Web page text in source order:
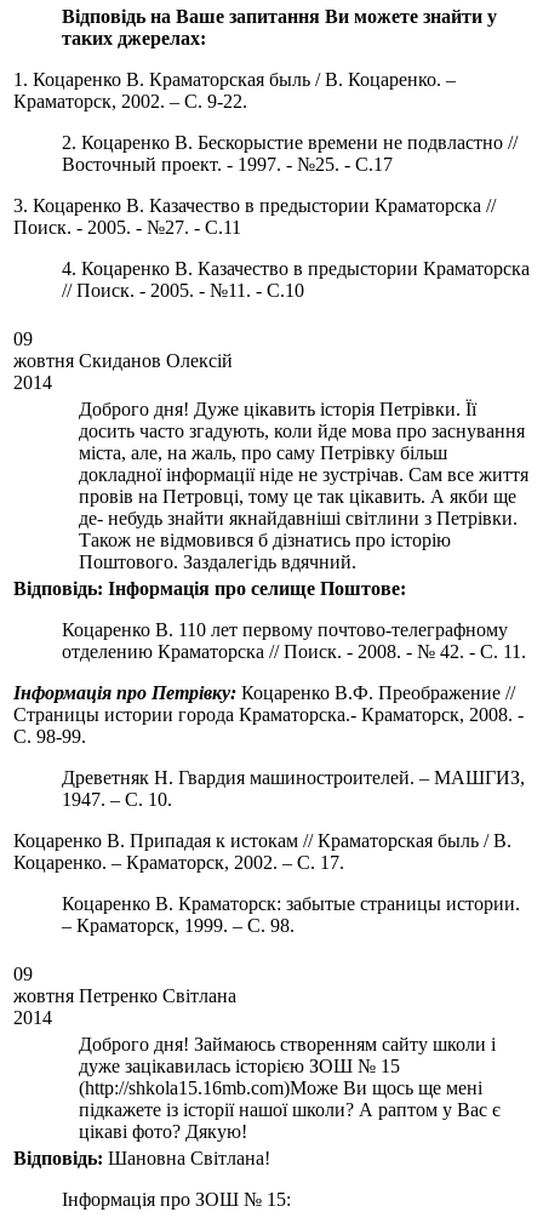
Відповідь на Ваше запитання Ви можете знайти у
таких джерелах:
1. Коцаренко В. Краматорская быль / В. Коцаренко. –
Краматорск, 2002. – С. 9-22.
2. Коцаренко В. Бескорыстие времени не подвластно //
Восточный проект. - 1997. - №25. - С.17
3. Коцаренко В. Казачество в предыстории Краматорска //
Поиск. - 2005. - №27. - С.11
4. Коцаренко В. Казачество в предыстории Краматорска
// Поиск. - 2005. - №11. - С.10
09
жовтня
2014
Скиданов Олексій
Доброго дня! Дуже цікавить історія Петрівки. Її
досить часто згадують, коли йде мова про заснування
міста, але, на жаль, про саму Петрівку більш
докладної інформації ніде не зустрічав. Сам все життя
провів на Петровці, тому це так цікавить. А якби ще
де- небудь знайти якнайдавніші світлини з Петрівки.
Також не відмовився б дізнатись про історію
Поштового. Заздалегідь вдячний.
Вiдповiдь: Інформація про селище Поштове:
Коцаренко В. 110 лет первому почтово-телеграфному
отделению Краматорска // Поиск. - 2008. - № 42. - С. 11.
Інформація про Петрівку: Коцаренко В.Ф. Преображение //
Страницы истории города Краматорска.- Краматорск, 2008. -
С. 98-99.
Древетняк Н. Гвардия машиностроителей. – МАШГИЗ,
1947. – С. 10.
Коцаренко В. Припадая к истокам // Краматорская быль / В.
Коцаренко. – Краматорск, 2002. – С. 17.
Коцаренко В. Краматорск: забытые страницы истории.
– Краматорск, 1999. – С. 98.
09
жовтня
2014
Петренко Світлана
Доброго дня! Займаюсь створенням сайту школи і
дуже зацікавилась історією ЗОШ № 15
(http://shkola15.16mb.com)Може Ви щось ще мені
підкажете із історії нашої школи? А раптом у Вас є
цікаві фото? Дякую!
Вiдповiдь: Шановна Світлана!
Інформація про ЗОШ № 15: